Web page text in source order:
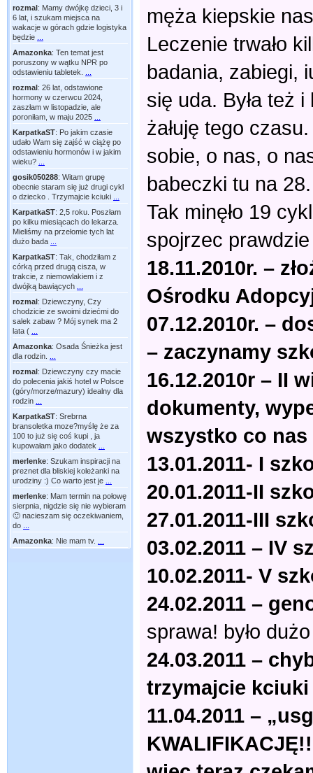
rozmal: Mamy dwójkę dzieci, 3 i
6 lat, i szukam miejsca na
wakacje w górach gdzie logistyka
będzie
Amazonka: Ten temat jest
poruszony w wątku NPR po
odstawieniu tabletek.
rozmal: 26 lat, odstawione
hormony w czerwcu 2024,
zaszłam w listopadzie, ale
poroniłam, w maju 2025
KarpatkaST: Po jakim czasie
udało Wam się zajść w ciążę po
odstawieniu hormonów i w jakim
wieku?
gosik050288: Witam grupę
obecnie staram się już drugi cykl
o dziecko . Trzymajcie kciuki
KarpatkaST: 2,5 roku. Poszłam
po kilku miesiącach do lekarza.
Mieliśmy na przełomie tych lat
dużo bada
KarpatkaST: Tak, chodziłam z
córką przed drugą cisza, w
trakcie, z niemowlakiem i z
dwójką bawiących
rozmal: Dziewczyny, Czy
chodzicie ze swoimi dziećmi do
salek zabaw ? Mój synek ma 2
lata (
Amazonka: Osada Śnieżka jest
dla rodzin.
rozmal: Dziewczyny czy macie
do polecenia jakiś hotel w Polsce
(góry/morze/mazury) idealny dla
rodzin
KarpatkaST: Srebrna
bransoletka moze?myślę że za
100 to już się coś kupi , ja
kupowałam jako dodatek
merlenke: Szukam inspiracji na
preznet dla bliskiej koleżanki na
urodziny :) Co warto jest je
merlenke: Mam termin na połowę
sierpnia, nigdzie się nie wybieram
🙂 nacieszam się oczekiwaniem,
do
Amazonka: Nie mam tv.
męża kiepskie
Leczenie trwało
badania, zabiegi,
się uda. Była też
żałuję tego
sobie, o nas, o
babeczki tu na
Tak minęło 19
spojrzec
18.11.2010r. –
Ośrodku
07.12.2010r. –
– zaczynamy
16.12.2010r – II
dokumenty,
wszystko co
13.01.2011- I
20.01.2011-II
27.01.2011-III
03.02.2011 – IV
10.02.2011- V
24.02.2011 –
sprawa! było
24.03.2011 –
trzymajcie kciuki
11.04.2011 –